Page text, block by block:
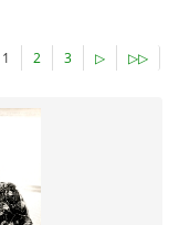
1 2 3 ▷ ▷▷